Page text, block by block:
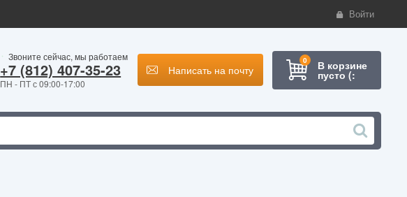
Войти
Звоните сейчас, мы работаем
+7 (812) 407-35-23
ПН - ПТ с 09:00-17:00
Написать на почту
0 В корзине
пусто (: